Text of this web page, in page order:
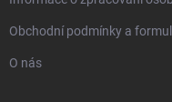
Obchodní podmínky a
O nás